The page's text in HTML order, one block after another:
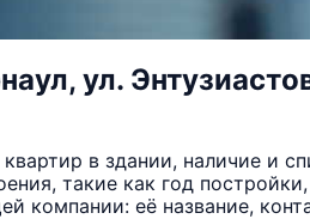
ул.
в здании, наличие и
такие как год
компании: её название,